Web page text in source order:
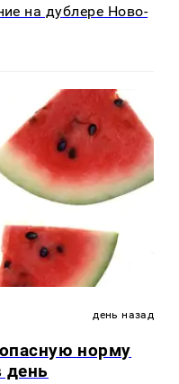
на дублере Ново-
день назад
норму
день